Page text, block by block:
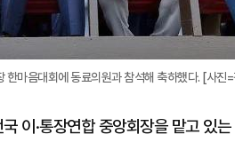
한마음대회에 동료의원과 참석해 축하했다. [사진
이·통장연합 중앙회장을 맡고 있